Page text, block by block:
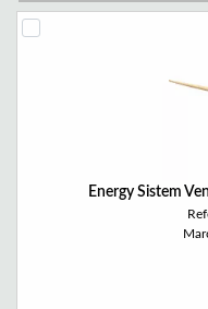
Energy Sistem